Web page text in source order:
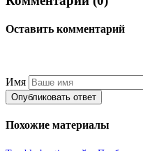
Оставить комментарий
Имя
Опубликовать ответ
Похожие материалы